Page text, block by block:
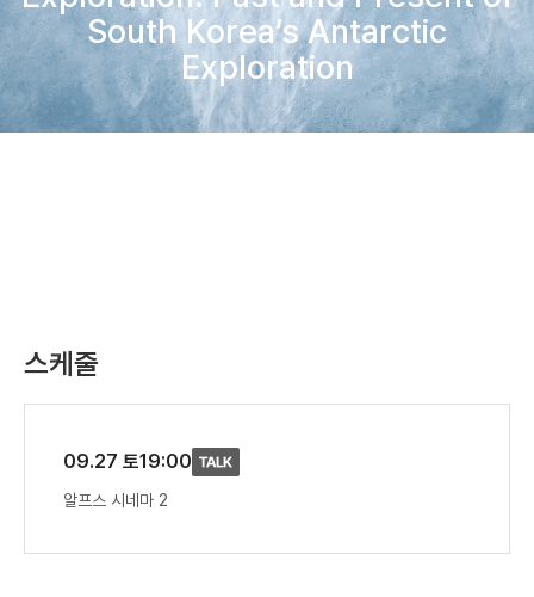
South Korea’s Antarctic
Exploration
스케줄
09.27 토19:00
알프스 시네마 2